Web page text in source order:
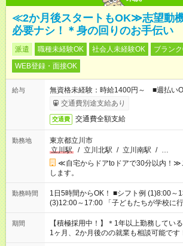
≪2か月後スタートもOK≫志望動
必要ナシ！＊身の回りのお手伝い
派遣 職種未経験OK 社会人未経験OK
ブラン
WEB登録・面接OK
給与
無資格未経験：時給1400円～ ■週払い
交通費別途支給あり
交通費 交通費全額支給
勤務地
東京都立川市
立川駅
/ 立川北駅 / 立川南駅 / …
≪自宅からドアtoドアで30分以内！≫
します。
勤務時間
1日5時間からOK！ ■シフト例 (1)8:00～13:00 (2)10:00～15:00
(3)12:00～17:00 「子どもたちが学校に行く間だけ働きたい」
「余裕を持って夕飯の準備がしたい」
はプライベートの時間にしたい」 など
いね。 ※Wワーク希望の方へ 今ご覧のお仕事で希望する勤務時
間と、もう1つのお仕事の勤務時間。 合
期間
【積極採用中！】＊1年以上勤務してい
1ヶ月、2か月後のの就業も相談可能です